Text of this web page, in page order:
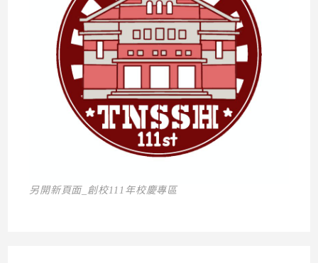
另開新頁面_創校111年校慶專區